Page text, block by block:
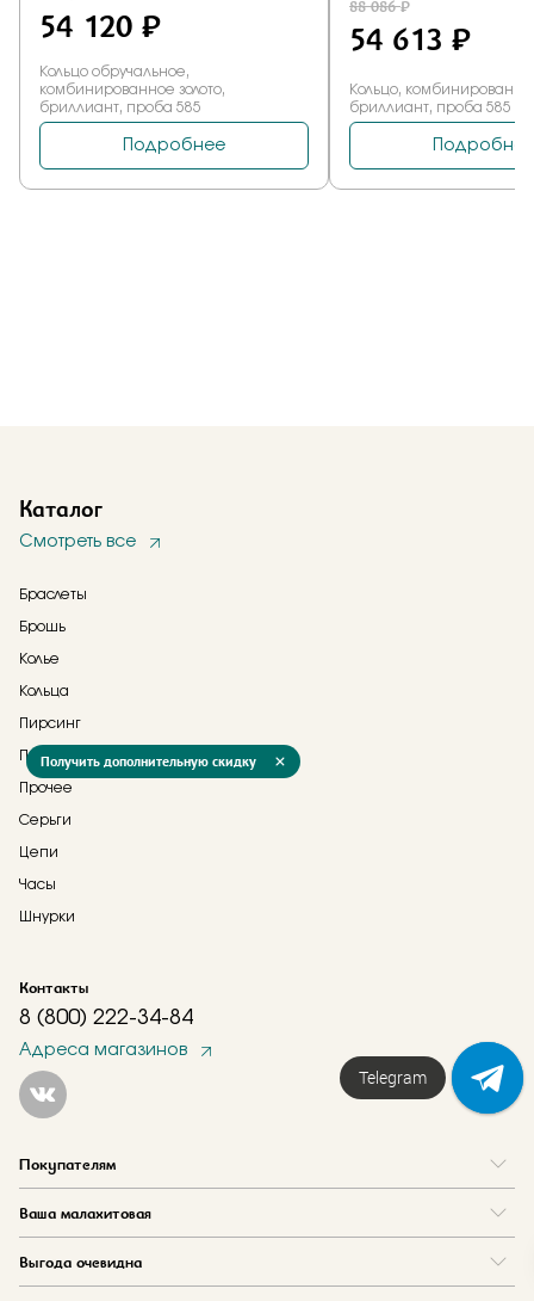
Каталог
Смотреть все
Браслеты
Брошь
Колье
Кольца
Пирсинг
Подвески
Прочее
Серьги
Цепи
Часы
Шнурки
Контакты
8 (800) 222-34-84
Адреса магазинов
Покупателям
Ваша малахитовая
Где купить
Выгода очевидна
Получить дополнительную скидку
Telegram
Напишите нам!